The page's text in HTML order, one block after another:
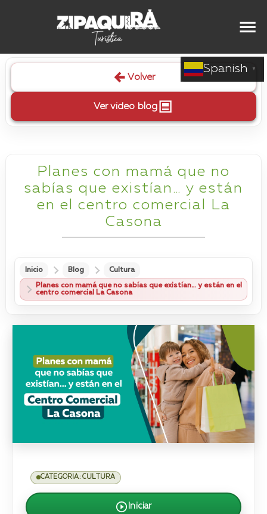
Spanish ▼
Volver
Ver video blog
Planes con mamá que no
sabías que existían… y están
en el centro comercial La
Casona
Inicio Blog Cultura
Planes con mamá que no sabías que existían… y están en el
centro comercial La Casona
CATEGORIA: CULTURA
Iniciar